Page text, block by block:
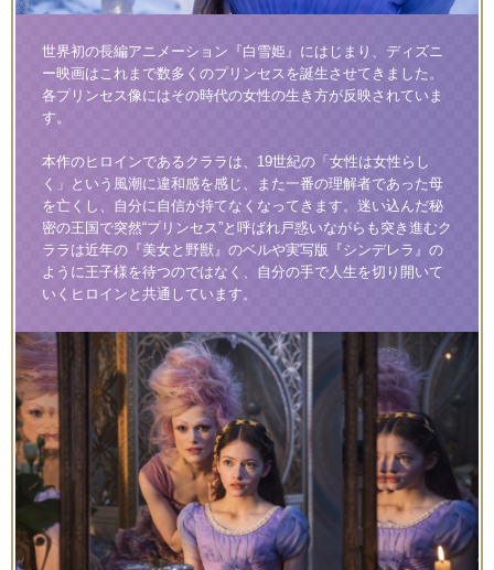
世界初の長編アニメーション『白雪姫』にはじまり、ディズニ
ー映画はこれまで数多くのプリンセスを誕生させてきました。
各プリンセス像にはその時代の女性の生き方が反映されていま
す。
本作のヒロインであるクララは、19世紀の「女性は女性らし
く」という風潮に違和感を感じ、また一番の理解者であった母
を亡くし、自分に自信が持てなくなってきます。迷い込んだ秘
密の王国で突然“プリンセス”と呼ばれ戸惑いながらも突き進むク
ララは近年の『美女と野獣』のベルや実写版『シンデレラ』の
ように王子様を待つのではなく、自分の手で人生を切り開いて
いくヒロインと共通しています。